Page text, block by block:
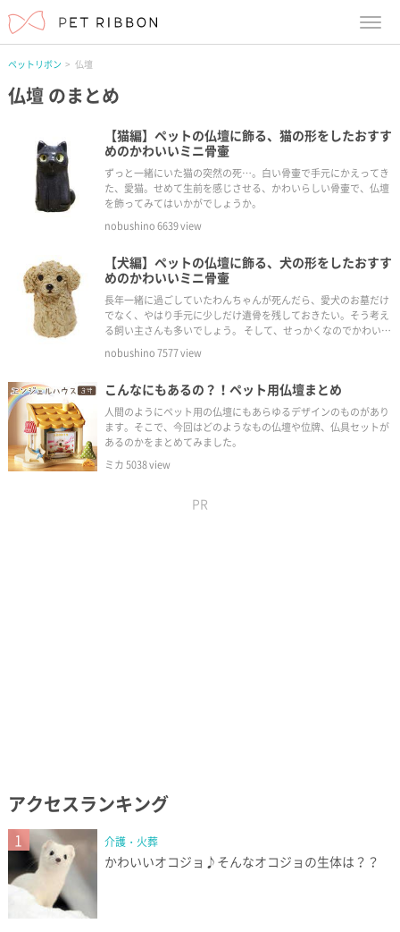
ペットリボン 仏壇
仏壇のまとめ
【猫編】ペットの仏壇に飾る、猫の形をしたおすす
めのかわいいミニ骨壷
ずっと一緒にいた猫の突然の死…。白い骨壷で手元にかえってき
た、愛猫。せめて生前を感じさせる、かわいらしい骨壷で、仏壇
を飾ってみてはいかがでしょうか。
nobushino6639view
【犬編】ペットの仏壇に飾る、犬の形をしたおすす
めのかわいいミニ骨壷
長年一緒に過ごしていたわんちゃんが死んだら、愛犬のお墓だけ
でなく、やはり手元に少しだけ遺骨を残しておきたい。そう考え
る飼い主さんも多いでしょう。 そして、せっかくなのでかわいい
骨壷にお骨を入れて、にぎやかだったあの頃のように飾ってあげ
たいですね。そんな飼い主さんにオススメの、仏具や位牌、ミニ
nobushino7577view
こんなにもあるの？！ペット用仏壇まとめ
人間のようにペット用の仏壇にもあらゆるデザインのものがあり
ます。そこで、今回はどのようなもの仏壇や位牌、仏具セットが
あるのかをまとめてみました。
ミカ5038view
PR
アクセスランキング
1 介護・火葬
かわいいオコジョ♪そんなオコジョの生体は？？